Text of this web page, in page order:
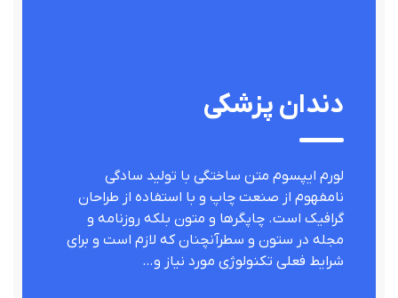
دندان پزشکی
لورم ایپسوم متن ساختگی با تولید سادگی
نامفهوم از صنعت چاپ و با استفاده از طراحان
گرافیک است. چاپگرها و متون بلکه روزنامه و
مجله در ستون و سطرآنچنان که لازم است و برای
شرایط فعلی تکنولوژی مورد نیاز و…